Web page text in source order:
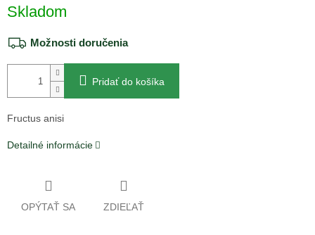
Skladom
Možnosti doručenia
Pridať do košíka
Fructus anisi
Detailné informácie
OPÝTAŤ SA ZDIEĽAŤ